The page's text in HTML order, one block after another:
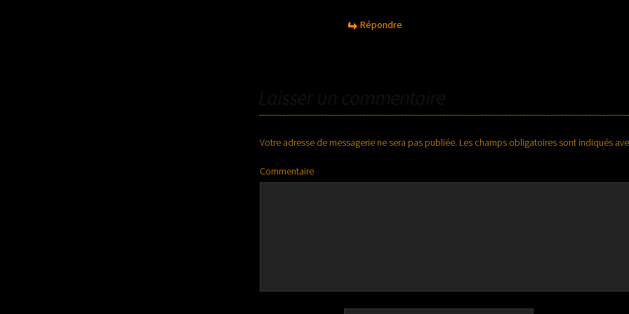
Répondre
Laisser un commentaire
Votre adresse de messagerie ne sera pas publiée. Les champs obligatoires sont indiqués
Commentaire